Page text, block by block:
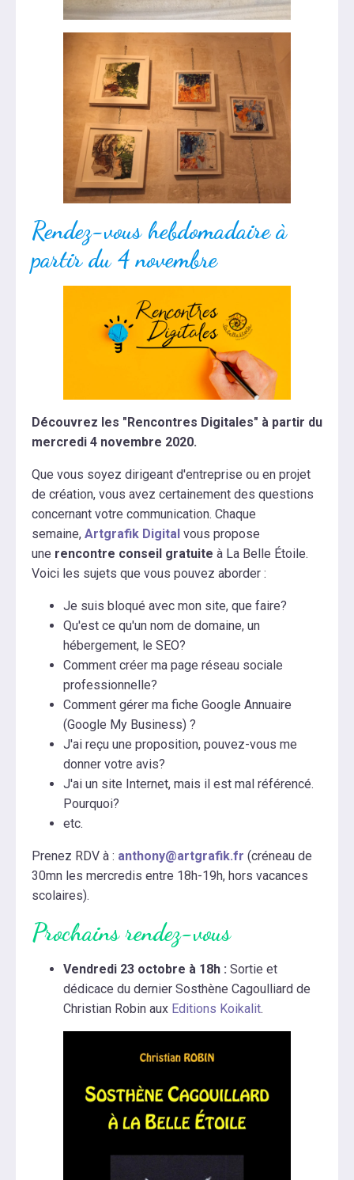
Rendez-vous hebdomadaire à
partir du 4 novembre
Découvrez les "Rencontres Digitales" à partir du
mercredi 4 novembre 2020.
Que vous soyez dirigeant d'entreprise ou en projet
de création, vous avez certainement des questions
concernant votre communication. Chaque
semaine, Artgrafik Digital vous propose
une rencontre conseil gratuite à La Belle Étoile.
Voici les sujets que vous pouvez aborder :
Je suis bloqué avec mon site, que faire?
Qu'est ce qu'un nom de domaine, un
hébergement, le SEO?
Comment créer ma page réseau sociale
professionnelle?
Comment gérer ma fiche Google Annuaire
(Google My Business) ?
J'ai reçu une proposition, pouvez-vous me
donner votre avis?
J'ai un site Internet, mais il est mal référencé.
Pourquoi?
etc.
Prenez RDV à : anthony@artgrafik.fr (créneau de
30mn les mercredis entre 18h-19h, hors vacances
scolaires).
Prochains rendez-vous
Vendredi 23 octobre à 18h : Sortie et
dédicace du dernier Sosthène Cagoulliard de
Christian Robin aux Editions Koikalit.